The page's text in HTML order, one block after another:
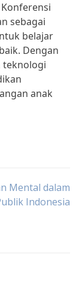
sebagai
belajar
Dengan
teknologi
anak
Mental dalam
Indonesia